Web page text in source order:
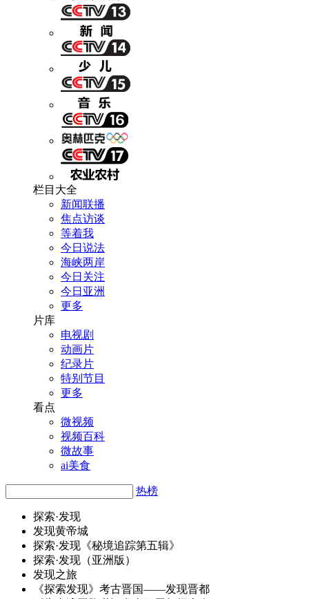
栏目大全
新闻联播
焦点访谈
等着我
今日说法
海峡两岸
今日关注
今日亚洲
更多
片库
电视剧
动画片
纪录片
特别节目
更多
看点
微视频
视频百科
微故事
ai美食
热榜
探索·发现
发现黄帝城
探索·发现《秘境追踪第五辑》
探索·发现（亚洲版）
发现之旅
《探索发现》考古晋国——发现晋都